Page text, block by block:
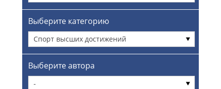
Выберите категорию
Спорт высших достижений
Выберите автора
-